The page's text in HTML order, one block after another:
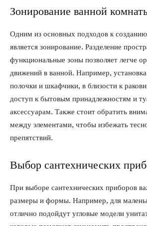
Зонирование ванной
Одним из основных подходов к
является зонирование. Разделение
функциональные зоны позволяет легче
движений в ванной. Например,
полочки и шкафчики, в близости к
доступ к бытовым принадлежностям и
аксессуарам. Также стоит обратить
между элементами, чтобы избежать
препятствий.
Выбор сантехнических
При выборе сантехнических приборов
размеры и формы. Например, для
отлично подойдут угловые модели